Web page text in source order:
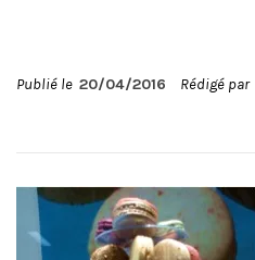
Publié le 20/04/2016 Rédigé par